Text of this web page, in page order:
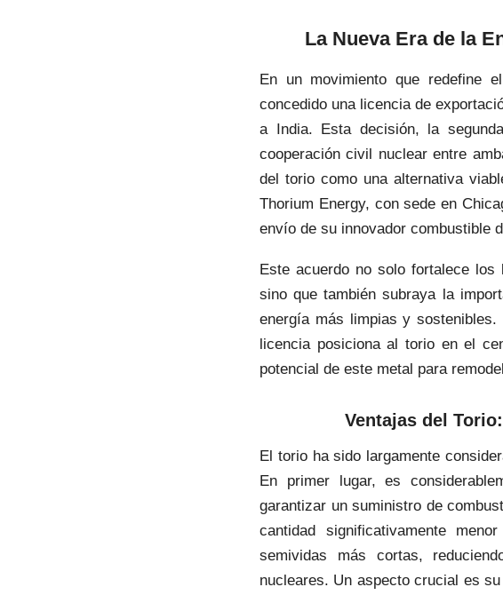
La Nueva Era de la
En un movimiento que redefine
concedido una licencia de
a India. Esta decisión, la
cooperación civil nuclear entre
del torio como una alternativa
Thorium Energy, con sede en
envío de su innovador combustible
Este acuerdo no solo fortalece
sino que también subraya la
energía más limpias y
licencia posiciona al torio en el
potencial de este metal para
Ventajas del
El torio ha sido largamente
En primer lugar, es
garantizar un suministro de
cantidad significativamente
semividas más cortas,
nucleares. Un aspecto crucial es